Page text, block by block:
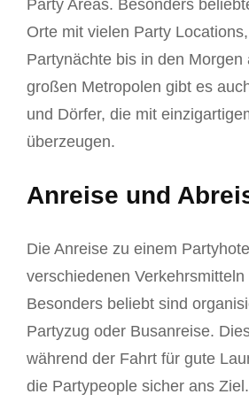
Party Areas. Besonders
Orte mit vielen Party
Partynächte bis in den Morgen
großen Metropolen gibt es
und Dörfer, die mit
überzeugen.
Anreise und
Die Anreise zu einem
verschiedenen Verkehrsmitteln
Besonders beliebt sind
Partyzug oder Busanreise.
während der Fahrt für gute
die Partypeople sicher ans